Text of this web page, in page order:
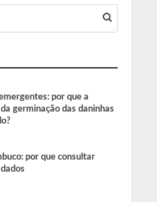
por que a
germinação das daninhas
por que consultar